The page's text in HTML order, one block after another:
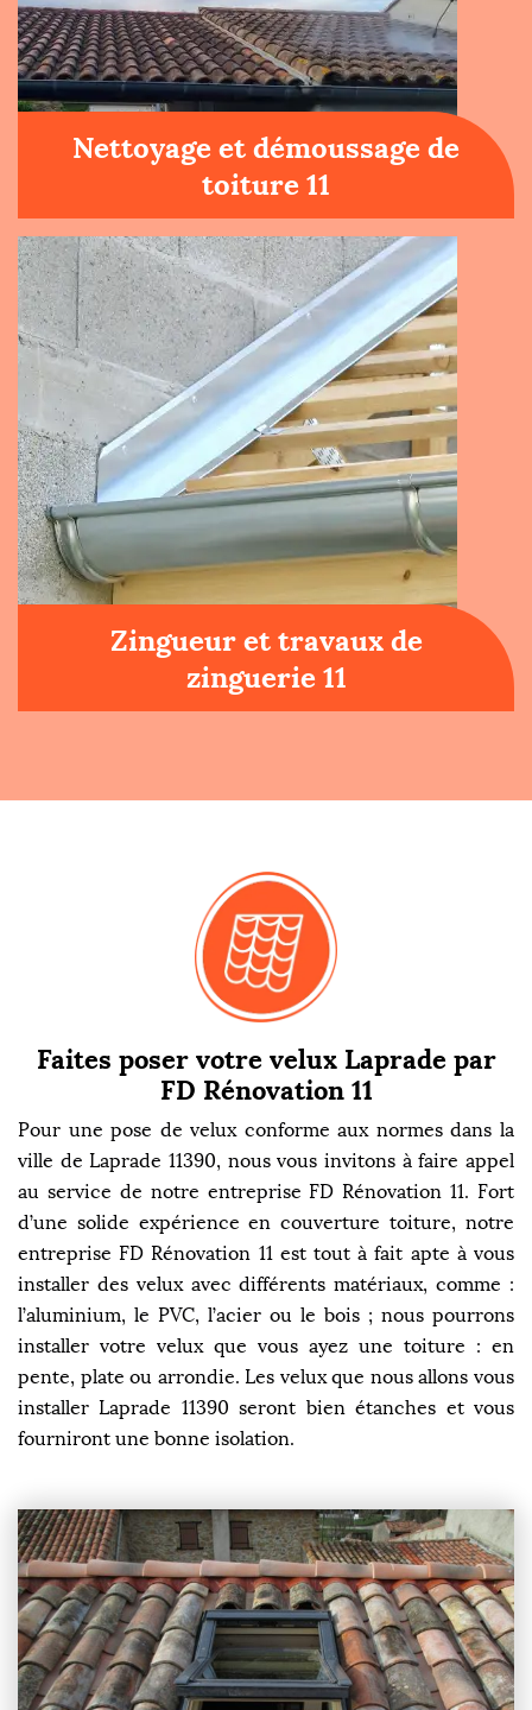
Nettoyage et démoussage de
toiture 11
Zingueur et travaux de
zinguerie 11
Faites poser votre velux Laprade par
FD Rénovation 11
Pour une pose de velux conforme aux normes dans la
ville de Laprade 11390, nous vous invitons à faire appel
au service de notre entreprise FD Rénovation 11. Fort
d’une solide expérience en couverture toiture, notre
entreprise FD Rénovation 11 est tout à fait apte à vous
installer des velux avec différents matériaux, comme :
l’aluminium, le PVC, l’acier ou le bois ; nous pourrons
installer votre velux que vous ayez une toiture : en
pente, plate ou arrondie. Les velux que nous allons vous
installer Laprade 11390 seront bien étanches et vous
fourniront une bonne isolation.